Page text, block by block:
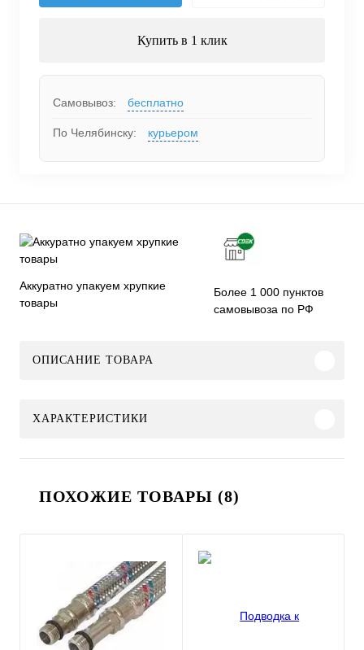
Купить в 1 клик
Самовывоз: бесплатно
По Челябинску: курьером
Аккуратно упакуем хрупкие
товары
Более 1 000 пунктов
самовывоза по РФ
ОПИСАНИЕ ТОВАРА
ХАРАКТЕРИСТИКИ
ПОХОЖИЕ ТОВАРЫ (8)